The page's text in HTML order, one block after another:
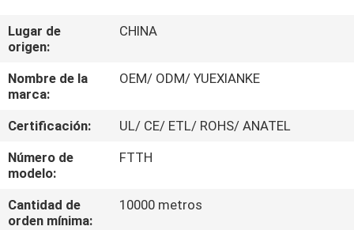
SOBRE
NOSOTROS
VIAJE
DE
LA
FÁBRICA
Lugar de
origen:
CHINA
Nombre de la
marca:
OEM/ ODM/ YUEXIANKE
Certificación:
UL/ CE/ ETL/ ROHS/ ANATEL
Número de
modelo:
FTTH
Cantidad de
orden mínima:
10000 metros